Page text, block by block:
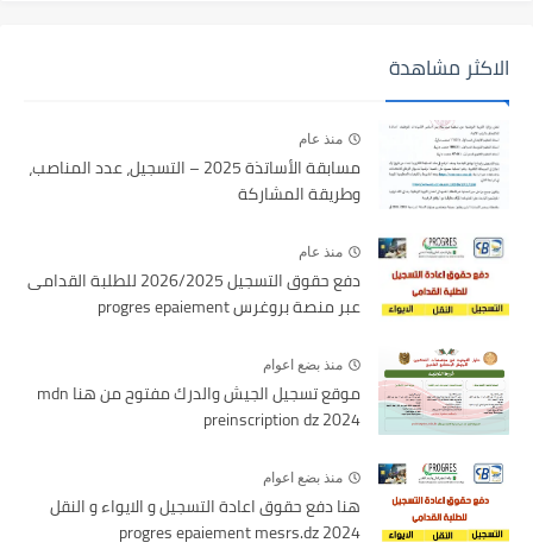
الاكثر مشاهدة
منذ عام
مسابقة الأساتذة 2025 – التسجيل، عدد المناصب،
وطريقة المشاركة
منذ عام
دفع حقوق التسجيل 2026/2025 للطلبة القدامى
عبر منصة بروغرس progres epaiement
منذ بضع اعوام
موقع تسجيل الجيش والدرك مفتوح من هنا mdn
preinscription dz 2024
منذ بضع اعوام
هنا دفع حقوق اعادة التسجيل و الايواء و النقل
2024 progres epaiement mesrs.dz